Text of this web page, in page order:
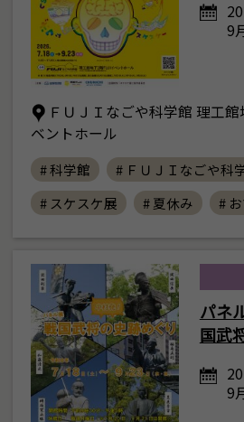
9
ＦＵＪＩなごや科学館 理工
ベントホール
# 科学館
# ＦＵＪＩなごや科
# スケスケ展
# 夏休み #
パネ
国武
9